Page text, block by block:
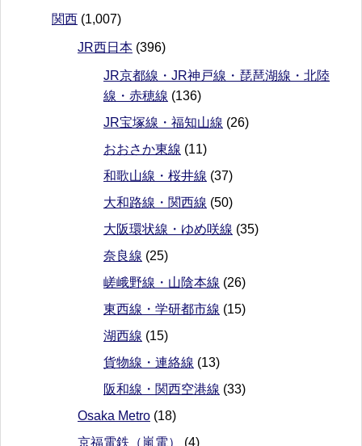
関西 (1,007)
JR西日本 (396)
JR京都線・JR神戸線・琵琶湖線・北陸
線・赤穂線 (136)
JR宝塚線・福知山線 (26)
おおさか東線 (11)
和歌山線・桜井線 (37)
大和路線・関西線 (50)
大阪環状線・ゆめ咲線 (35)
奈良線 (25)
嵯峨野線・山陰本線 (26)
東西線・学研都市線 (15)
湖西線 (15)
貨物線・連絡線 (13)
阪和線・関西空港線 (33)
Osaka Metro (18)
京福電鉄（嵐電）
(4)